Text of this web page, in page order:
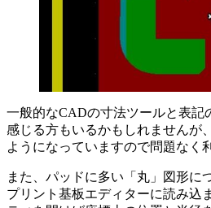
一般的なCADの寸法ツールと表記
感じる方もいるかもしれませんが
ようになっていますので問題なく
また、パッドに多い「丸」図形に
プリント基板エディターに読み込